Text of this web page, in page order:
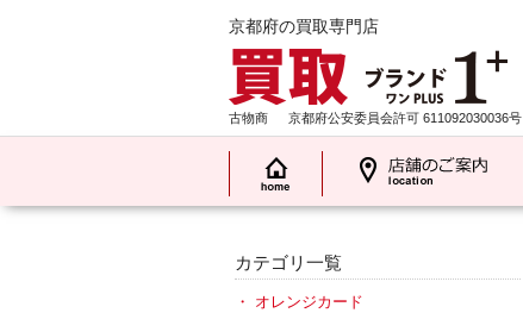
京都府の買取専門店
古物商 京都府公安委員会許可 611092030036号
カテゴリ一覧
オレンジカード